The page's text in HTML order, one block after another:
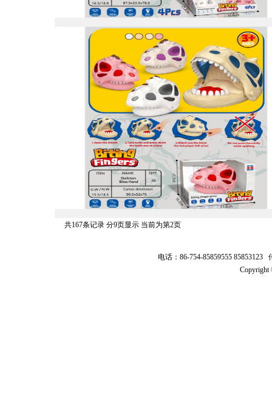
共167条记录 分9页显示 当前为第2页
电话：86-754-85859555 85853123
Copyright